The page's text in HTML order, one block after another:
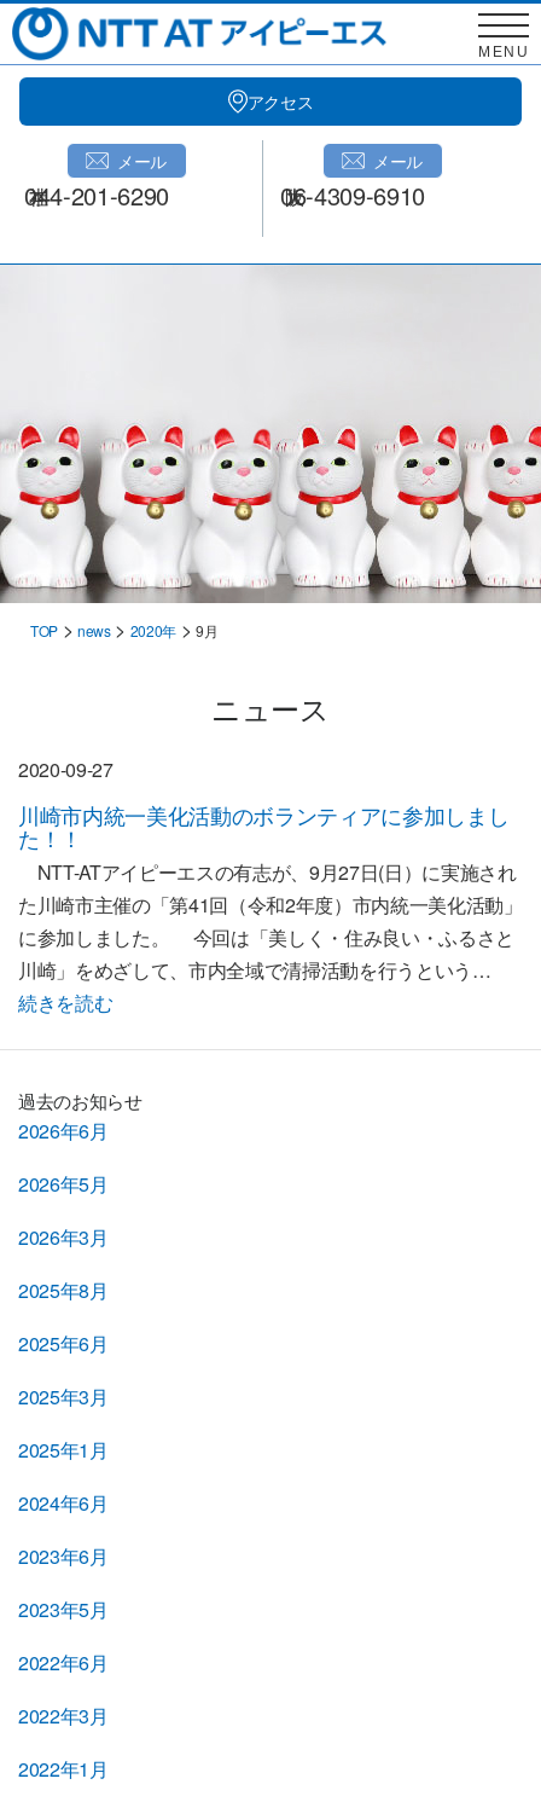
Skip
to
content
アクセス
メール
044-201-6290
メール
06-4309-6910
MENU
TOP > news> 2020年> 9月
過去のお知らせ
2026年6月
2026年5月
2026年3月
2025年8月
2025年6月
2025年3月
2025年1月
2024年6月
2023年6月
2023年5月
2022年6月
2022年3月
2022年1月
ニュース
2020-09-27
川崎市内統一美化活動のボランティアに参加しまし
た！！
NTT-ATアイピーエスの有志が、9月27日(日）に実施され
た川崎市主催の「第41回（令和2年度）市内統一美化活動」
に参加しました。 今回は「美しく・住み良い・ふるさと
川崎」をめざして、市内全域で清掃活動を行うという…
続きを読む